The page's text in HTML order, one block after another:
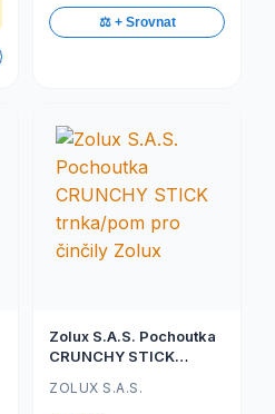
⚖️ + Srovnat
Zolux S.A.S. Pochoutka
CRUNCHY STICK
Zolux
ZOLUX S.A.S.